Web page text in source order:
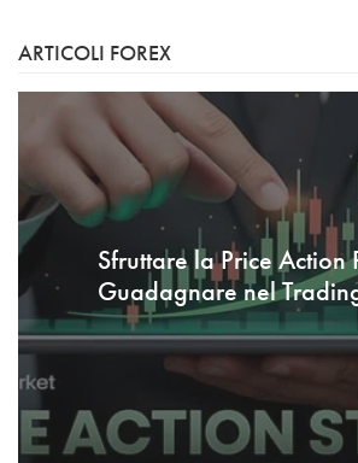
ARTICOLI FOREX
Sfruttare la Price Action
Guadagnare nel